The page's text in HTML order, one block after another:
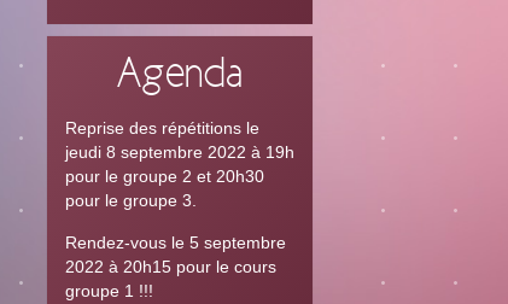
Agenda
Reprise des répétitions le
jeudi 8 septembre 2022 à 19h
pour le groupe 2 et 20h30
pour le groupe 3.
Rendez-vous le 5 septembre
2022 à 20h15 pour le cours
groupe 1 !!!